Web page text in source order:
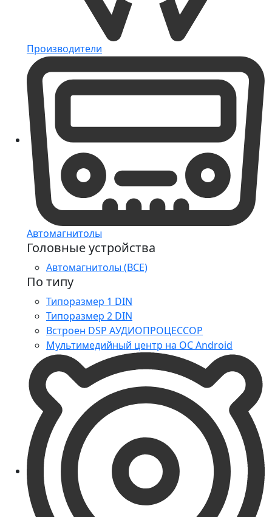
Производители
Автомагнитолы
Головные устройства
Автомагнитолы (ВСЕ)
По типу
Типоразмер 1 DIN
Типоразмер 2 DIN
Встроен DSP АУДИОПРОЦЕССОР
Мультимедийный центр на ОС Android